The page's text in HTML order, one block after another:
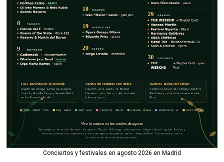
Conciertos y festivales en agosto 2026 en Madrid